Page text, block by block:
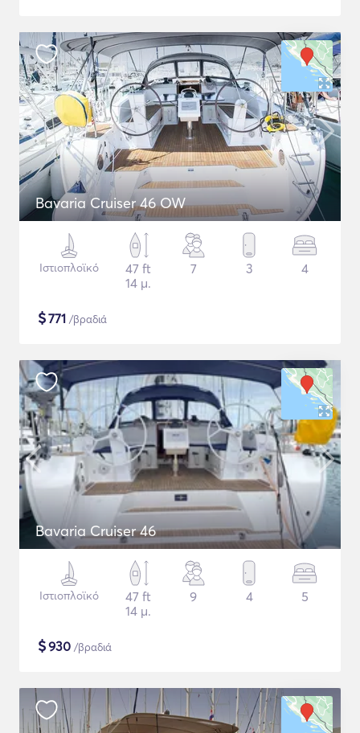
Bavaria Cruiser 46 OW
Ιστιοπλοϊκό
47 ft
14 μ.
7 3 4
$771 /βραδιά
Bavaria Cruiser 46
Ιστιοπλοϊκό
47 ft
14 μ.
9 4 5
$930 /βραδιά